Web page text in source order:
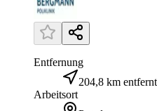
Entfernung
204,8 km entfernt
Arbeitsort